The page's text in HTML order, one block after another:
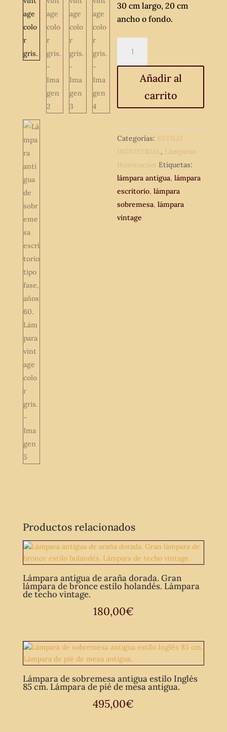
30 cm largo, 20 cm
ancho o fondo.
antigua
de
sobremesa
escritorio
tipo
años
60.
Lámpara
vintage
color
gris.
cantidad
Añadir al
carrito
Categorías: ESTILO
INDUSTRIAL, Lámparas -
Iluminación Etiquetas:
lámpara antigua,lámpara
escritorio,lámpara
sobremesa,lámpara
vintage
Productos relacionados
Lámpara antigua de araña dorada. Gran
lámpara de bronce estilo holandés. Lámpara
de techo vintage.
180,00€
Lámpara de sobremesa antigua estilo Inglés
85 cm. Lámpara de pié de mesa antigua.
495,00€